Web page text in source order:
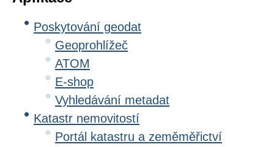
Poskytování geodat
Geoprohlížeč
ATOM
E-shop
Vyhledávání metadat
Katastr nemovitostí
Portál katastru a zeměměřictví